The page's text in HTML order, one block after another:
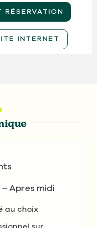
RÉSERVATION
INTERNET
– Apres midi
au choix
sur